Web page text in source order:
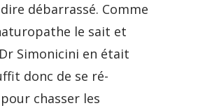
débarrassé. Comme
le sait et
Simonicini en était
donc de se ré-
chasser les